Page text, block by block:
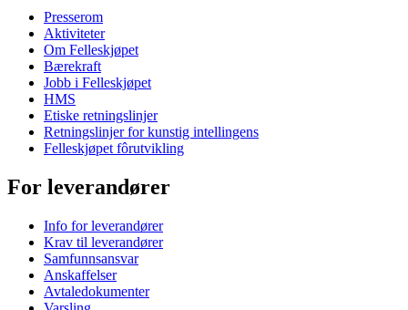
Presserom
Aktiviteter
Om Felleskjøpet
Bærekraft
Jobb i Felleskjøpet
HMS
Etiske retningslinjer
Retningslinjer for kunstig intellingens
Felleskjøpet fôrutvikling
For leverandører
Info for leverandører
Krav til leverandører
Samfunnsansvar
Anskaffelser
Avtaledokumenter